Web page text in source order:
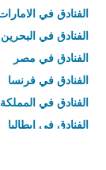
الفنادق في
الفنادق في البحرين
الفنادق في مصر
الفنادق في فرنسا
الفنادق في
الفنادق في إيطاليا